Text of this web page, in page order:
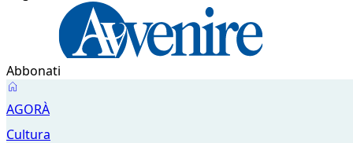
Abbonati
AGORÀ
Cultura